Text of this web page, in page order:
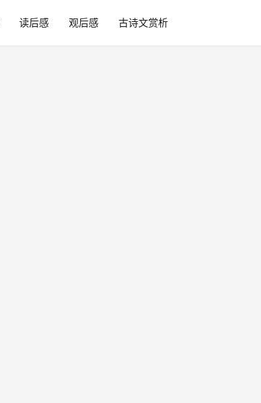
读后感 观后感 古诗文赏析